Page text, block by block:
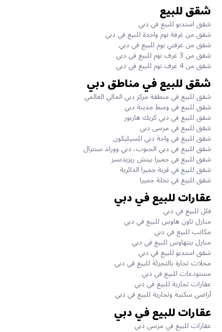
شقق للبيع
شقق استديو للبيع في دبي
شقق من غرفة نوم واحدة للبيع في دبي
شقق من غرفتي نوم للبيع في دبي
شقق من 3 غرف نوم للبيع في دبي
شقق من 4 غرف نوم للبيع في دبي
شقق للبيع في مناطق دبي
شقق للبيع في منطقة مركز دبي المالي العالمي
شقق للبيع في وسط مدينة دبي
شقق للبيع في دبي كريك هاربور
شقق للبيع في مرسى دبي
شقق للبيع في واحة دبي للسيليكون
شقق للبيع في دبي الجنوب، دبي وورلد سنترال
شقق للبيع في جميرا بيتش ريزيدنسز
شقق للبيع في قرية جميرا الدائرية
شقق للبيع في نخلة جميرا
عقارات للبيع في دبي
فلل للبيع في دبي
منازل تاون هاوس للبيع في دبي
مكاتب للبيع في دبي
منازل بنتهاوس للبيع في دبي
شقق استديو للبيع في دبي
محلات تجارة بالتجزئة للبيع في دبي
مستودعات للبيع في دبي
عقارات تجارية للبيع في دبي
آراضي سكنية وتجارية للبيع في دبي
عقارات للبيع في دبي
عقارات للبيع في مرسى دبي